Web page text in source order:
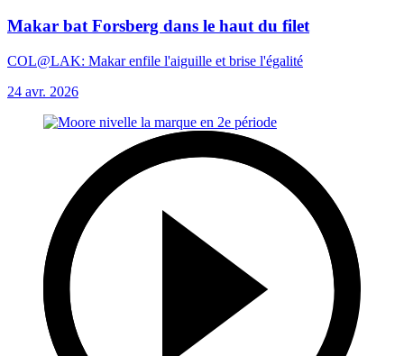
Makar bat Forsberg dans le haut du filet
COL@LAK: Makar enfile l'aiguille et brise l'égalité
24 avr. 2026